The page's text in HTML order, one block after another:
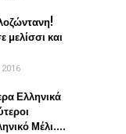
μελίσσι και
Ελληνικά
Μέλι....